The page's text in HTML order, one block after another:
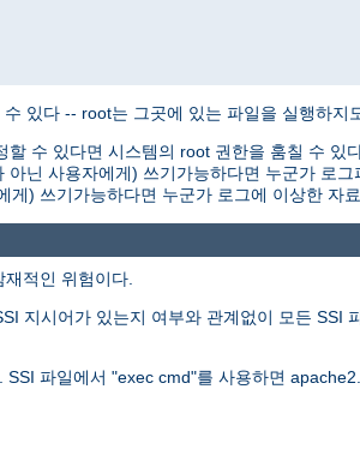
있다 -- root는 그곳에 있는 파일을 실행하지
수 있다면 시스템의 root 권한을 훔칠 수 있
닌 사용자에게) 쓰기가능하다면 누군가 로
) 쓰기가능하다면 누군가 로그에 이상한 자
적인 위험이다.
지시어가 있는지 여부와 관계없이 모든 SSI
파일에서 "exec cmd"를 사용하면